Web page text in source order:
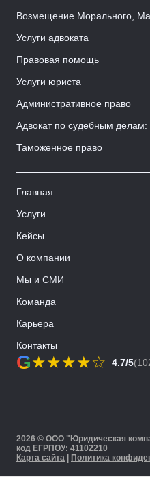
G★★★★☆ 4.7/5
Возмещение Морального,
Услуги адвоката
Правовая помощь
Услуги юриста
Административное право
Адвокат по судебным
Таможенное право
Главная
Услуги
Кейсы
О компании
Мы и СМИ
Команда
Карьера
Контакты
2026 © ООО "Юридическая
код ЕГРПОУ: 41102210
Карта сайта | Политика